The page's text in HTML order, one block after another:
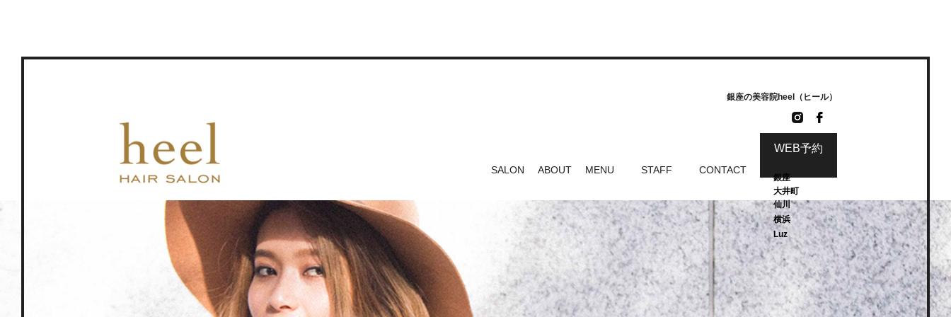
銀座の美容院heel（ヒール）
SALON ABOUT MENU STAFF CONTACT
WEB予約
銀座
大井町
仙川
横浜
Luz